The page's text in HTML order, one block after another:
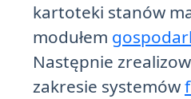
kartoteki stanów
modułem
Następnie
zakresie systemów